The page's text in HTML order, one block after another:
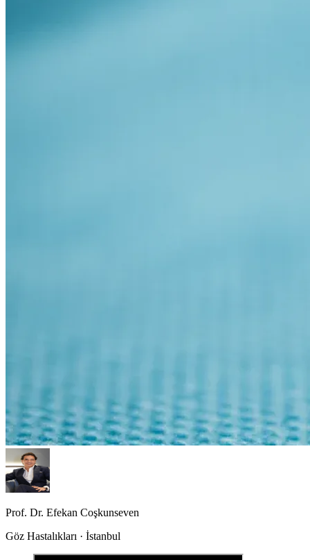
Prof. Dr. Efekan Coşkunseven
Göz Hastalıkları · İstanbul